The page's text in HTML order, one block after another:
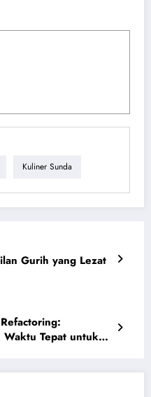
Kuliner Sunda
Gurih yang Lezat
Waktu Tepat untuk